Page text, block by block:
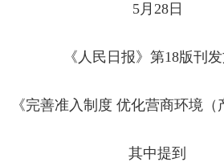
5月28日
《人民日报》第18版刊
《完善准入制度 优化营商环境
其中提到